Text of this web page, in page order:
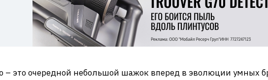
– это очередной небольшой шажок вперед в эволюции умных